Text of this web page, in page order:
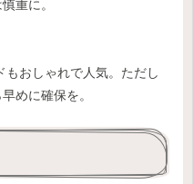
重に。
おしゃれで人気。ただし
めに確保を。